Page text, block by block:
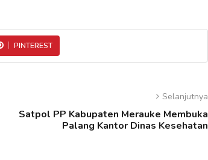
PINTEREST
Selanjutnya
Satpol PP Kabupaten Merauke Membuka
Palang Kantor Dinas Kesehatan